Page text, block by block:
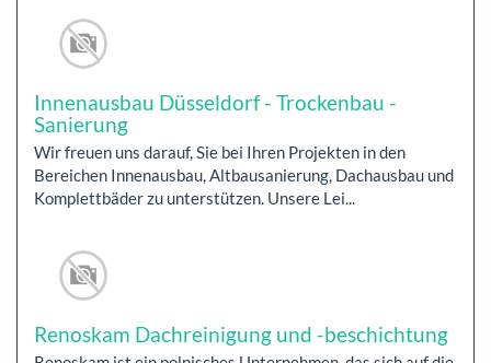
Innenausbau Düsseldorf - Trockenbau -
Sanierung
Wir freuen uns darauf, Sie bei Ihren Projekten in den
Bereichen Innenausbau, Altbausanierung, Dachausbau und
Komplettbäder zu unterstützen. Unsere Lei...
Renoskam Dachreinigung und -beschichtung